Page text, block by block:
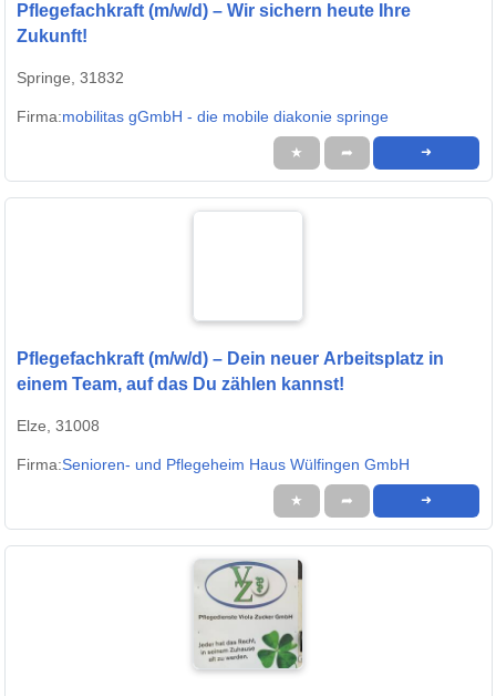
Pflegefachkraft (m/w/d) – Wir sichern heute Ihre
Zukunft!
Springe, 31832
Firma:mobilitas gGmbH - die mobile diakonie springe
★ ➦ ➜
Pflegefachkraft (m/w/d) – Dein neuer Arbeitsplatz in
einem Team, auf das Du zählen kannst!
Elze, 31008
Firma:Senioren- und Pflegeheim Haus Wülfingen GmbH
★ ➦ ➜